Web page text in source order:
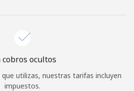
cobros ocultos
utilizas, nuestras tarifas incluyen
impuestos.